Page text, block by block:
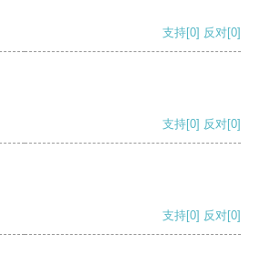
支持[0] 反对[0]
支持[0] 反对[0]
支持[0] 反对[0]